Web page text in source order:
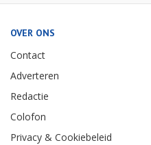
OVER ONS
Contact
Adverteren
Redactie
Colofon
Privacy & Cookiebeleid